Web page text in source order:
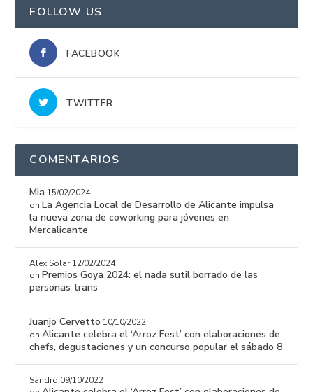
FOLLOW US
FACEBOOK
TWITTER
COMENTARIOS
Mia 15/02/2024
on La Agencia Local de Desarrollo de Alicante impulsa
la nueva zona de coworking para jóvenes en
Mercalicante
Alex Solar 12/02/2024
on Premios Goya 2024: el nada sutil borrado de las
personas trans
Juanjo Cervetto 10/10/2022
onAlicante celebra el ‘Arroz Fest’ con elaboraciones de
chefs, degustaciones y un concurso popular el sábado 8
Sandro 09/10/2022